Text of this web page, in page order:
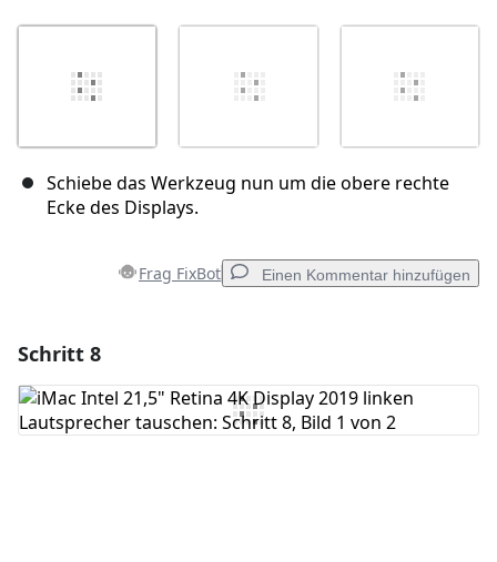
Schiebe das Werkzeug nun um die obere rechte
Ecke des Displays.
Frag FixBot Einen Kommentar hinzufügen
Kommentar hinzufügen
Schritt 8